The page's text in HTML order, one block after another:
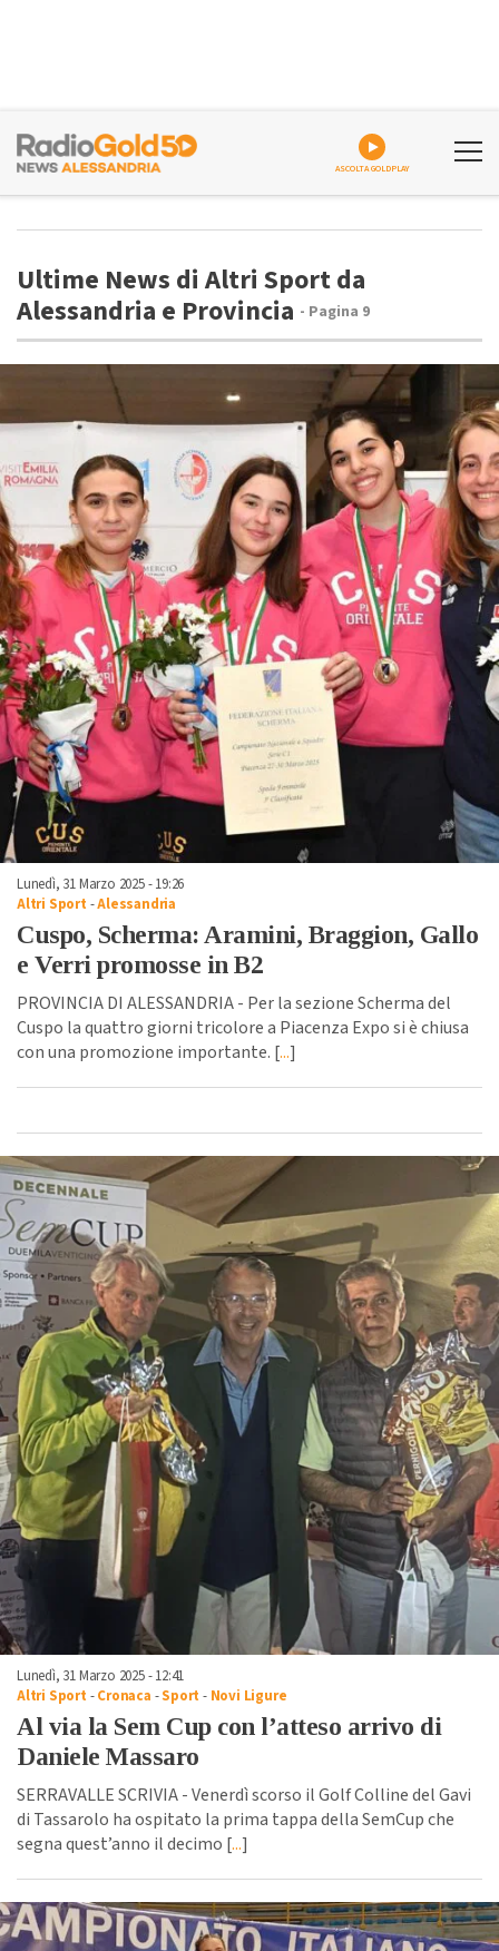
Ultime News di Altri Sport da
Alessandria e Provincia - Pagina 9
Lunedì, 31 Marzo 2025 - 19:26
Altri Sport -Alessandria
Cuspo, Scherma: Aramini, Braggion, Gallo
e Verri promosse in B2
PROVINCIA DI ALESSANDRIA - Per la sezione Scherma del
Cuspo la quattro giorni tricolore a Piacenza Expo si è chiusa
con una promozione importante. [...]
Lunedì, 31 Marzo 2025 - 12:41
Altri Sport -Cronaca -Sport - Novi Ligure
Al via la Sem Cup con l’atteso arrivo di
Daniele Massaro
SERRAVALLE SCRIVIA - Venerdì scorso il Golf Colline del Gavi
di Tassarolo ha ospitato la prima tappa della SemCup che
segna quest’anno il decimo [...]